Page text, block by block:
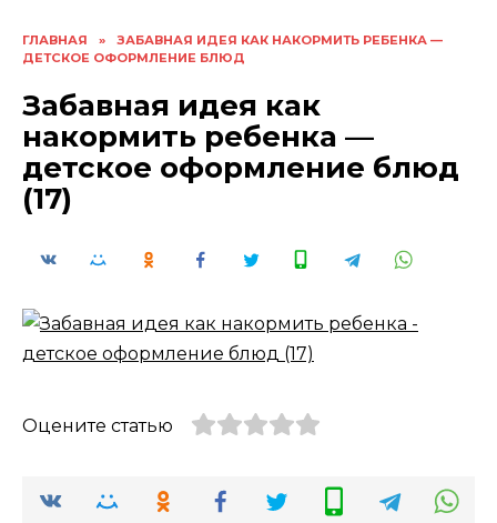
ГЛАВНАЯ »
ЗАБАВНАЯ ИДЕЯ КАК НАКОРМИТЬ РЕБЕНКА —
ДЕТСКОЕ ОФОРМЛЕНИЕ БЛЮД
Забавная идея как
накормить ребенка —
детское оформление блюд
(17)
Оцените статью